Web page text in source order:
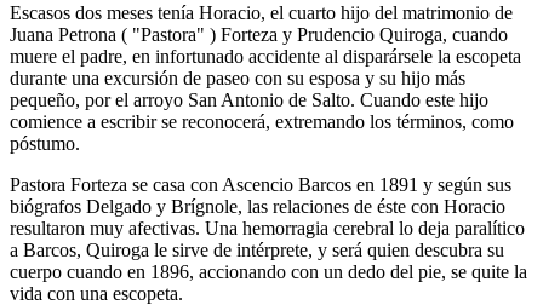
Escasos dos meses tenía Horacio, el cuarto hijo del matrimonio de
Juana Petrona ( "Pastora" ) Forteza y Prudencio Quiroga, cuando
muere el padre, en infortunado accidente al disparársele la escopeta
durante una excursión de paseo con su esposa y su hijo más
pequeño, por el arroyo San Antonio de Salto. Cuando este hijo
comience a escribir se reconocerá, extremando los términos, como
póstumo.
Pastora Forteza se casa con Ascencio Barcos en 1891 y según sus
biógrafos Delgado y Brígnole, las relaciones de éste con Horacio
resultaron muy afectivas. Una hemorragia cerebral lo deja paralítico
a Barcos, Quiroga le sirve de intérprete, y será quien descubra su
cuerpo cuando en 1896, accionando con un dedo del pie, se quite la
vida con una escopeta.